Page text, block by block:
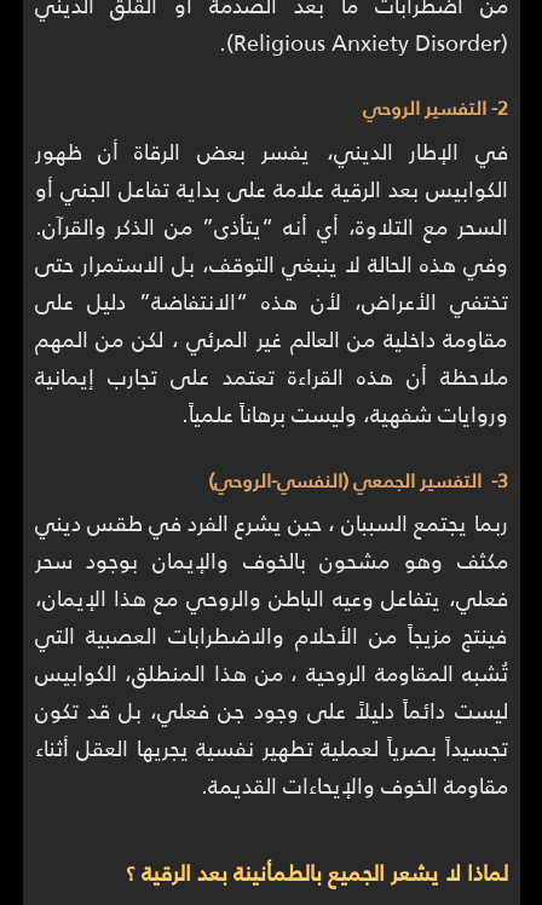
(Religious Anxiety Disorder).
2- التفسير الروحي
في الإطار الديني، يفسر بعض الرقاة أن ظهور
الكوابيس بعد الرقية علامة على بداية تفاعل الجني أو
السحر مع التلاوة، أي أنه “يتأذى” من الذكر والقرآن.
وفي هذه الحالة لا ينبغي التوقف، بل الاستمرار حتى
تختفي الأعراض، لأن هذه “الانتفاضة” دليل على
مقاومة داخلية من العالم غير المرئي ، لكن من المهم
ملاحظة أن هذه القراءة تعتمد على تجارب إيمانية
وروايات شفهية، وليست برهاناً علمياً.
3- التفسير الجمعي (النفسي-الروحي)
ربما يجتمع السببان ، حين يشرع الفرد في طقس ديني
مكثف وهو مشحون بالخوف والإيمان بوجود سحر
فعلي، يتفاعل وعيه الباطن والروحي مع هذا الإيمان،
فينتج مزيجاً من الأحلام والاضطرابات العصبية التي
تُشبه المقاومة الروحية ، من هذا المنطلق، الكوابيس
ليست دائماً دليلاً على وجود جن فعلي، بل قد تكون
تجسيداً بصرياً لعملية تطهير نفسية يجريها العقل أثناء
مقاومة الخوف والإيحاءات القديمة.
لماذا لا يشعر الجميع بالطمأنينة بعد الرقية ؟